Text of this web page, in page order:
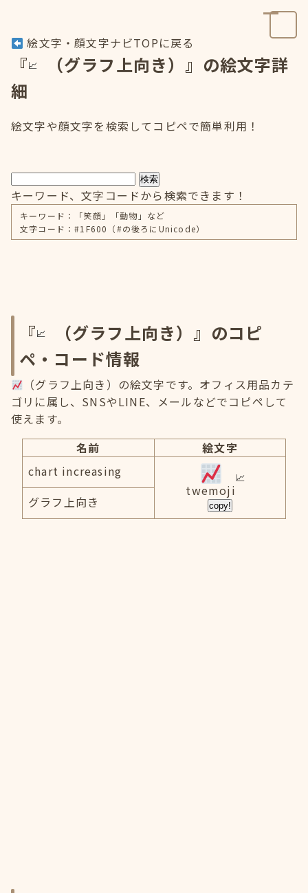
絵文字・顔文字ナビTOPに戻る
『
（グラフ上向き）』の絵文字詳
細
絵文字や顔文字を検索してコピペで簡単利用！
検索
キーワード、文字コードから検索できます！
キーワード：「笑顔」「動物」など
文字コード：#1F600（#の後ろにUnicode）
『
（グラフ上向き）』のコピ
ペ・コード情報
（グラフ上向き）の絵文字です。オフィス用品カテ
ゴリに属し、SNSやLINE、メールなどでコピペして
使えます。
名前
絵文字
chart increasing
twemoji
copy!
グラフ上向き